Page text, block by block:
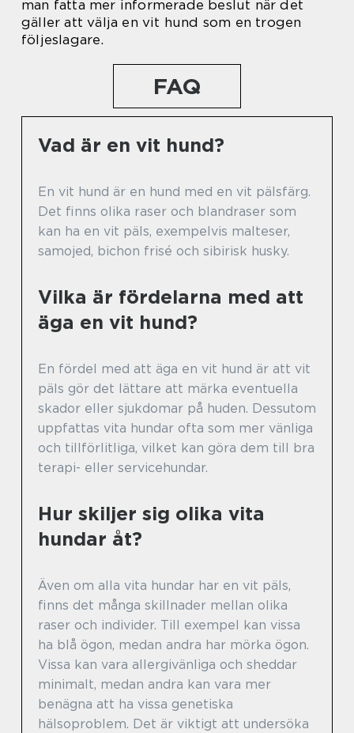
man fatta mer informerade beslut när det
gäller att välja en vit hund som en trogen
följeslagare.
FAQ
Vad är en vit hund?
En vit hund är en hund med en vit pälsfärg.
Det finns olika raser och blandraser som
kan ha en vit päls, exempelvis malteser,
samojed, bichon frisé och sibirisk husky.
Vilka är fördelarna med att
äga en vit hund?
En fördel med att äga en vit hund är att vit
päls gör det lättare att märka eventuella
skador eller sjukdomar på huden. Dessutom
uppfattas vita hundar ofta som mer vänliga
och tillförlitliga, vilket kan göra dem till bra
terapi- eller servicehundar.
Hur skiljer sig olika vita
hundar åt?
Även om alla vita hundar har en vit päls,
finns det många skillnader mellan olika
raser och individer. Till exempel kan vissa
ha blå ögon, medan andra har mörka ögon.
Vissa kan vara allergivänliga och sheddar
minimalt, medan andra kan vara mer
benägna att ha vissa genetiska
hälsoproblem. Det är viktigt att undersöka